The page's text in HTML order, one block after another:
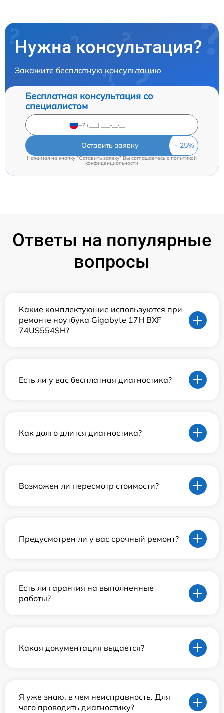
Нужна консультация?
Закажите бесплатную консультацию
Бесплатная консультация со
специалистом
Оставить заявку
Нажимая на кнопку "Оставить заявку" Вы соглашаетесь cполитикой
конфиденциальности
Ответы на популярные
вопросы
Какие комплектующие используются при
ремонте ноутбука Gigabyte 17H BXF
74US554SH?
Есть ли у вас бесплатная диагностика?
Как долго длится диагностика?
Возможен ли пересмотр стоимости?
Предусмотрен ли у вас срочный ремонт?
Есть ли гарантия на выполненные
работы?
Какая документация выдается?
Я уже знаю, в чем неисправность. Для
чего проводить диагностику?